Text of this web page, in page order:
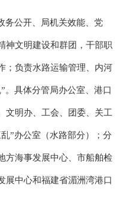
务公开、局机关效能、党
神文明建设和群团，干部职
；负责水路运输管理、内河
。具体分管局办公室、港口
文明办、工会、团委、关工
”办公室（水路部分）；分
方海事发展中心、市船舶检
展中心和福建省湄洲湾港口